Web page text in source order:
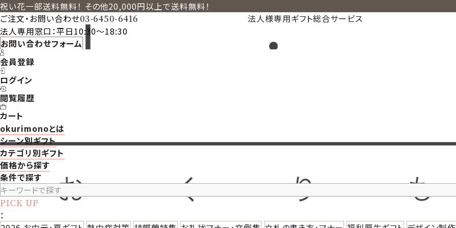
祝い花一部送料無料！ その他20,000円以上で送料無料！
法人様専用ギフト総合サービス
ご注文・お問い合わせ03-6450-6416
法人専用窓口：平日10:30～18:30
お問い合わせフォーム
会員登録
ログイン
閲覧履歴
カート
okurimonoとは
シーン別ギフト
カテゴリ別ギフト
価格から探す
条件で探す
PICK UP
：